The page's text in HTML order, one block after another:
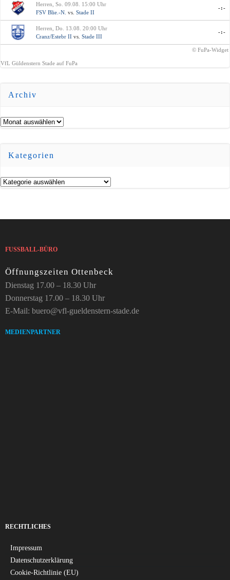
Herren, So. 09.08. 15:00 Uhr
FSV Blie.-N. vs. Stade II
-:-
Herren, Do. 13.08. 20:00 Uhr
Cranz/Estebr II vs. Stade III
-:-
© FuPa-Widget
VfL Güldenstern Stade auf FuPa
Archiv
Archiv
Kategorien
Kategorien
FUSSBALL-BÜRO
Öffnungszeiten Ottenbeck
Dienstag 17.00 – 18.30 Uhr
Donnerstag 17.00 – 18.30 Uhr
E-Mail: buero@vfl-gueldenstern-stade.de
MEDIENPARTNER
RECHTLICHES
Impressum
Datenschutzerklärung
Cookie-Richtlinie (EU)